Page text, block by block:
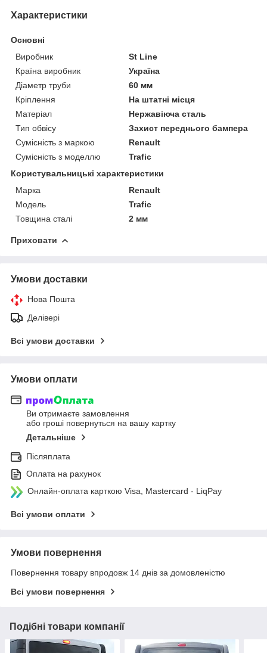
Характеристики
Основні
Виробник
St Line
Країна виробник
Україна
Діаметр труби
60 мм
Кріплення
На штатні місця
Матеріал
Нержавіюча сталь
Тип обвісу
Захист переднього бампера
Сумісність з маркою
Renault
Сумісність з моделлю
Trafic
Користувальницькі характеристики
Марка
Renault
Модель
Trafic
Товщина сталі
2 мм
Приховати
Умови доставки
Нова Пошта
Делівері
Всі умови доставки
Умови оплати
Ви отримаєте замовлення
або гроші повернуться на вашу картку
Детальніше
Післяплата
Оплата на рахунок
Онлайн-оплата карткою Visa, Mastercard - LiqPay
Всі умови оплати
Умови повернення
Повернення товару впродовж 14 днів за домовленістю
Всі умови повернення
Подібні товари компанії